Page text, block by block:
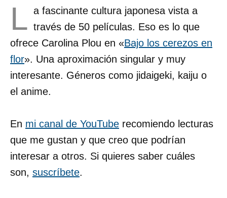
L a fascinante cultura japonesa vista a
través de 50 películas. Eso es lo que
ofrece Carolina Plou en «Bajo los cerezos en
flor». Una aproximación singular y muy
interesante. Géneros como jidaigeki, kaiju o
el anime.
En mi canal de YouTube recomiendo lecturas
que me gustan y que creo que podrían
interesar a otros. Si quieres saber cuáles
son, suscríbete.